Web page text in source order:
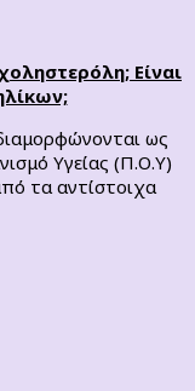
Είναι
ως
Υγείας (Π.Ο.Υ)
τα αντίστοιχα